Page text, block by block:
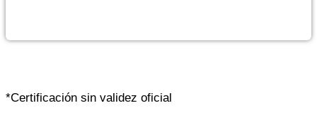
*Certificación sin validez oficial